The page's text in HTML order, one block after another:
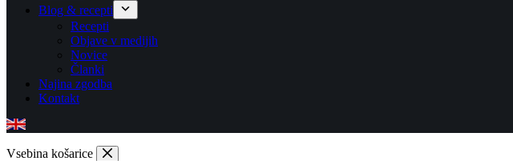
Blog & recepti
Recepti
Objave v medijih
Novice
Članki
Najina zgodba
Kontakt
Vsebina košarice